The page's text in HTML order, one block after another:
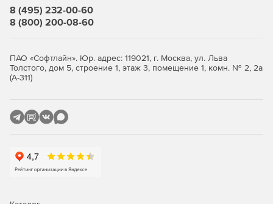
параметров.
подписи TDMS и квалифицированной электронной
подписи.
БДматериально-технических ресурсов, ну вербальные
Управление проектами
8 (495) 232-00-60
8 (800) 200-08-60
ПАО «Софтлайн». Юр. адрес: 119021, г. Москва, ул. Льва
Толстого, дом 5, строение 1, этаж 3, помещение 1, комн. № 2, 2а
(А-311)